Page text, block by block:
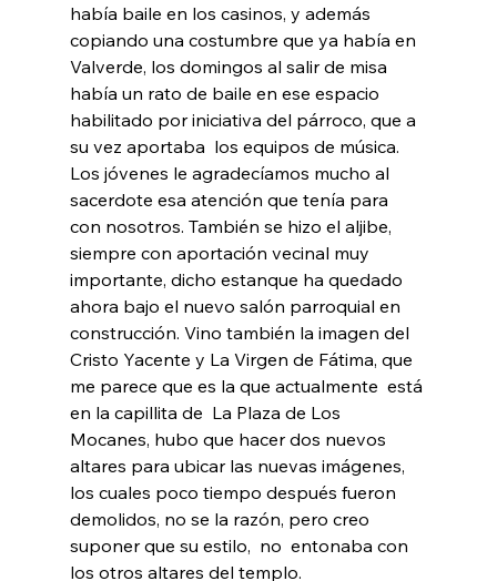
había baile en los casinos, y además
copiando una costumbre que ya había en
Valverde, los domingos al salir de misa
había un rato de baile en ese espacio
habilitado por iniciativa del párroco, que a
su vez aportaba  los equipos de música.
Los jóvenes le agradecíamos mucho al
sacerdote esa atención que tenía para
con nosotros. También se hizo el aljibe,
siempre con aportación vecinal muy
importante, dicho estanque ha quedado
ahora bajo el nuevo salón parroquial en
construcción. Vino también la imagen del
Cristo Yacente y La Virgen de Fátima, que
me parece que es la que actualmente  está
en la capillita de  La Plaza de Los
Mocanes, hubo que hacer dos nuevos
altares para ubicar las nuevas imágenes,
los cuales poco tiempo después fueron
demolidos, no se la razón, pero creo
suponer que su estilo,  no  entonaba con
los otros altares del templo.